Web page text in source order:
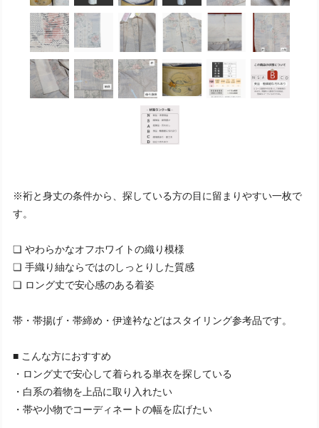
※裄と身丈の条件から、探している方の目に留まりやすい一枚で
す。
❏ やわらかなオフホワイトの織り模様
❏ 手織り紬ならではのしっとりした質感
❏ ロング丈で安心感のある着姿
帯・帯揚げ・帯締め・伊達衿などはスタイリング参考品です。
■ こんな方におすすめ
・ロング丈で安心して着られる単衣を探している
・白系の着物を上品に取り入れたい
・帯や小物でコーディネートの幅を広げたい